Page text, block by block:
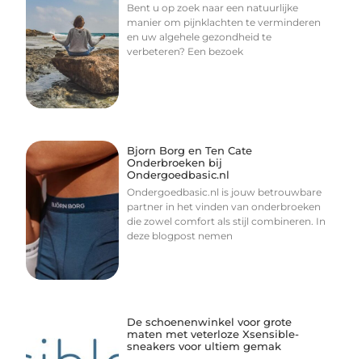
Bent u op zoek naar een natuurlijke
manier om pijnklachten te verminderen
en uw algehele gezondheid te
verbeteren? Een bezoek
Bjorn Borg en Ten Cate
Onderbroeken bij
Ondergoedbasic.nl
Ondergoedbasic.nl is jouw betrouwbare
partner in het vinden van onderbroeken
die zowel comfort als stijl combineren. In
deze blogpost nemen
De schoenenwinkel voor grote
maten met veterloze Xsensible-
sneakers voor ultiem gemak